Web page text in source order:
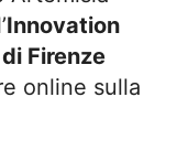
Innovation
Firenze
online sulla